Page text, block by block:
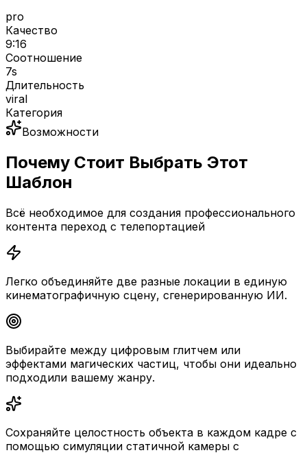
pro
Качество
9:16
Соотношение
7s
Длительность
viral
Категория
Возможности
Почему Стоит Выбрать Этот
Шаблон
Всё необходимое для создания профессионального
контента переход с телепортацией
Легко объединяйте две разные локации в единую
кинематографичную сцену, сгенерированную ИИ.
Выбирайте между цифровым глитчем или
эффектами магических частиц, чтобы они идеально
подходили вашему жанру.
Сохраняйте целостность объекта в каждом кадре с
помощью симуляции статичной камеры с